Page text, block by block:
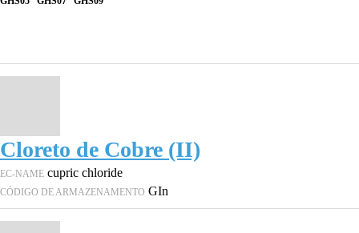
Cloreto de Cobre (II)
EC-NAME cupric chloride
CÓDIGO DE ARMAZENAMENTO GIn